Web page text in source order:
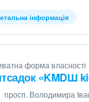
інформація
форма власності
«KMDШ
просп. Володимира